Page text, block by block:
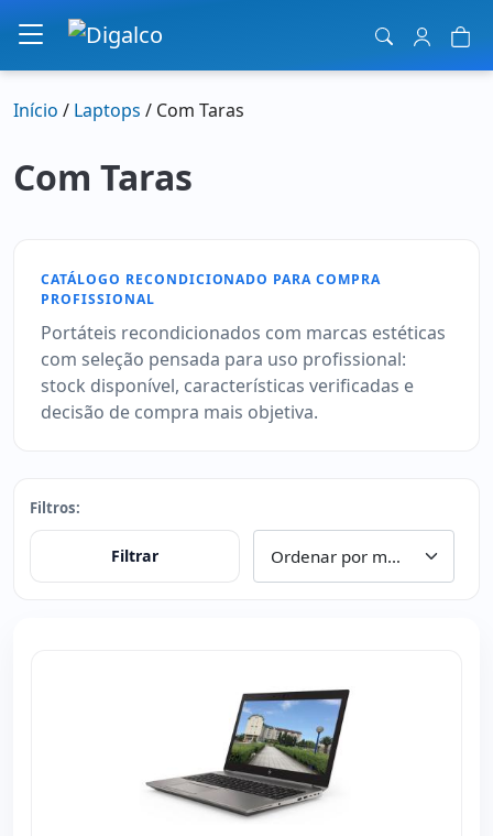
Navegação principal
Início / Laptops / Com Taras
Com Taras
CATÁLOGO RECONDICIONADO PARA COMPRA
PROFISSIONAL
Portáteis recondicionados com marcas estéticas
com seleção pensada para uso profissional:
stock disponível, características verificadas e
decisão de compra mais objetiva.
Filtros:
Filtrar